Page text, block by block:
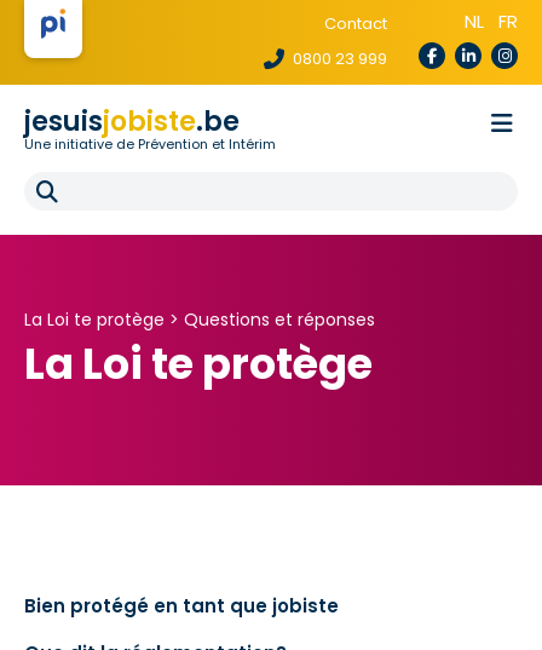
Contact
0800 23 999
NL FR
jesuisjobiste.be
Une initiative de Prévention et Intérim
Pour les agences
La Loi te protège > Questions et réponses
La Loi te protège
Bien protégé en tant que jobiste